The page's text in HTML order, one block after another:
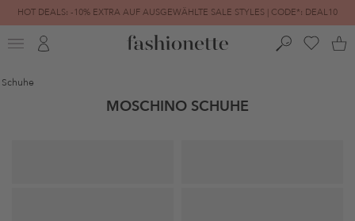
HOT DEALS: -10% EXTRA AUF AUSGEWÄHLTE SALE STYLES | CODE*: DEAL10
FINAL SALE | BIS ZU -80% REDUZIERT
Schuhe
MOSCHINO SCHUHE